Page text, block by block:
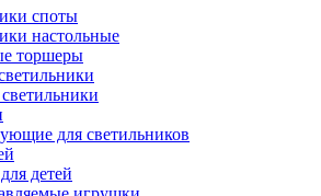
споты
настольные
торшеры
для светильников
детей